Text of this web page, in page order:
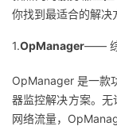
的
我
你找到最适合的解决
1.OpManager—— 综
OpManager 是一款
器监控解决方案。
网络流量，